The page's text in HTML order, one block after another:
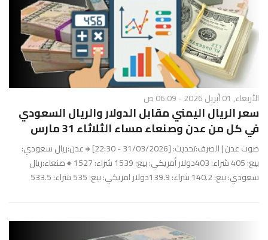
الأربعاء, 01 أبريل 2026 - 06:09 ص
سعر الريال اليمني مقابل الدولار والريال السعودي
في كل من عدن وصنعاء مساء الثلاثاء 31 مارس
صوت عدن | الصرف:تحديث: [31/03/2026 - 22:30]🔸عدن:ريال سعودي:
بيع: 405 شراء: 403دولار أمريكي: بيع: 1539 شراء: 1527🔸صنعاء:ريال
سعودي: بيع: 140.2 شراء: 139.9دولار امريكي: بيع: 535 شراء: 533.5